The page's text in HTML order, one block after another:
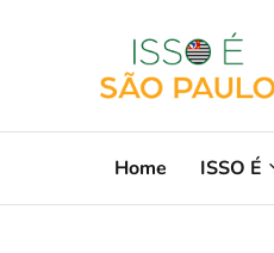
Home ISSO É